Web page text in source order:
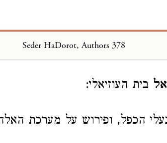
Seder HaDorot, Authors 378
בית העוזיאלי:
הכפל, ופירוש על מערכת